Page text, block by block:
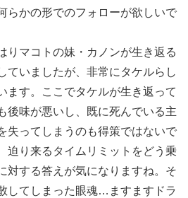
らかの形でのフォローが欲しいで
りマコトの妹・カノンが生き返る
ていましたが、非常にタケルらし
ます。ここでタケルが生き返って
後味が悪いし、既に死んでいる主
失ってしまうのも得策ではないで
迫り来るタイムリミットをどう乗
対する答えが気になりますね。そ
してしまった眼魂…ますますドラ